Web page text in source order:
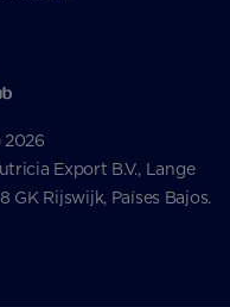
Export B.V., Lange
GK Rijswijk, Países Bajos.